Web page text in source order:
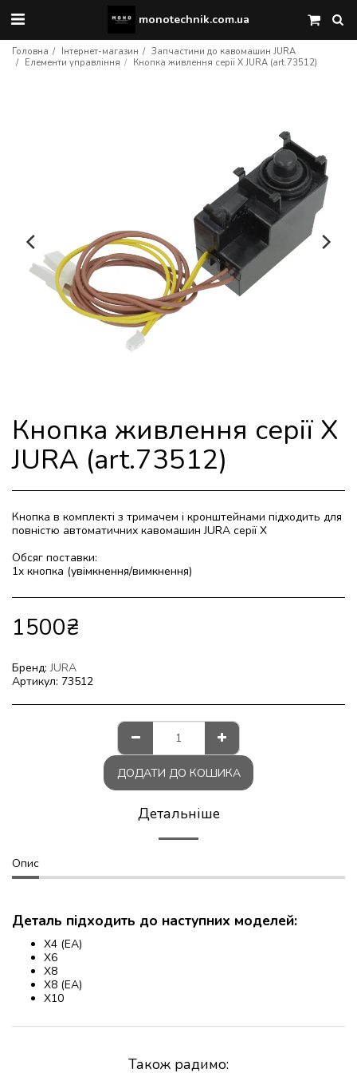
monotechnik.com.ua
Головна Інтернет-магазин
Запчастини до кавомашин JURA
Елементи управління
Кнопка живлення серії X JURA (art.73512)
Кнопка живлення серії X
JURA (art.73512)
Кнопка в комплекті з тримачем і кронштейнами підходить для
повністю автоматичних кавомашин JURA серії X
Обсяг поставки:
1x кнопка (увімкнення/вимкнення)
1500₴
Бренд: JURA
Артикул: 73512
ДОДАТИ ДО КОШИКА
Детальніше
Опис
Деталь підходить до наступних моделей:
X4 (EA)
X6
X8
X8 (EA)
X10
Також радимо: